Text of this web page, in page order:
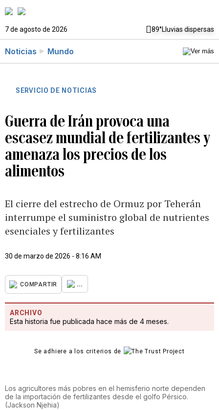
7 de agosto de 2026 89°Lluvias dispersas
Noticias Mundo
SERVICIO DE NOTICIAS
Guerra de Irán provoca una
escasez mundial de fertilizantes y
amenaza los precios de los
alimentos
El cierre del estrecho de Ormuz por Teherán
interrumpe el suministro global de nutrientes
esenciales y fertilizantes
30 de marzo de 2026 - 8:16 AM
COMPARTIR ...
ARCHIVO
Esta historia fue publicada hace más de 4 meses.
Se adhiere a los criterios de
Los agricultores más pobres en el hemisferio norte dependen
de la importación de fertilizantes desde el golfo Pérsico.
(Jackson Njehia)